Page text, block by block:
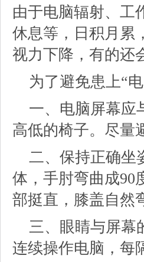
由于电脑辐射、工
休息等，日积月累
视力下降，有的还
为了避免患上“
一、电脑屏幕应
高低的椅子。尽量
二、保持正确坐
体，手肘弯曲成90
部挺直，膝盖自然
三、眼睛与屏幕
连续操作电脑，每